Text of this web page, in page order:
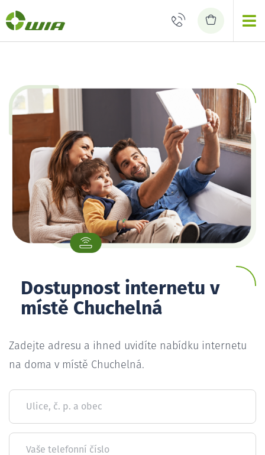
Dostupnost internetu v
místě Chuchelná
Zadejte adresu a ihned uvidíte nabídku internetu
na doma v místě Chuchelná.
Ulice, č. p. a obec
Vaše telefonní číslo